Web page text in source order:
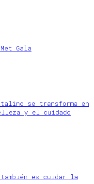
Gala
se transforma en
y el cuidado
es cuidar la